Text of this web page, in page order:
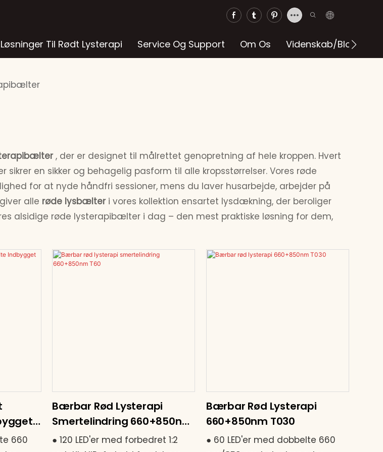
Løsninger Til Rødt Lysterapi Service Og Support Om Os Videnskab/blog
, der er designet til målrettet genopretning af hele kroppen. Hvert
en sikker og behagelig pasform til alle kropsstørrelser. Vores røde
for at nyde håndfri sessioner, mens du laver husarbejde, arbejder på
alle røde lysbælteri vores kollektion ensartet lysdækning, der beroliger
alsidige røde lysterapibælter i dag – den mest praktiske løsning for dem,
660
Bærbar Rød Lysterapi
Smertelindring 660+850nm
T60
● 120 LED'er med forbedret 1:2
Bærbar Rød Lysterapi
660+850nm T030
● 60 LED'er med dobbelte 660